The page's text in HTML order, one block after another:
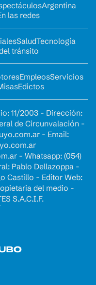
Argentina
las redes
SaludTecnología
tránsito
EmpleosServicios
Edictos
11/2003 - Dirección:
de Circunvalación -
- Email:
- Whatsapp: (054)
Pablo Dellazoppa -
Castillo - Editor Web:
del medio -
S.A.C.I.F.